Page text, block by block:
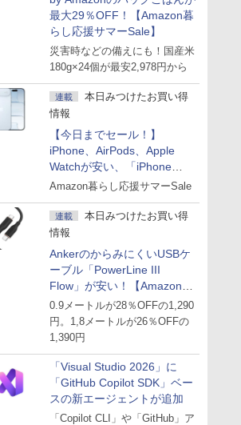
最大29％OFF！【Amazon暮
らし応援サマーSale】
災害時などの備えにも！国産米
180g×24個が最安2,978円から
連載
本日みつけたお買い得
情報
【今日までセール！】
iPhone、AirPods、Apple
Watchが安い、「iPhone
Air」256GB版が139,800円な
Amazon暮らし応援サマーSale
連載
本日みつけたお買い得
情報
AnkerのからみにくいUSBケ
ーブル「PowerLine III
Flow」が安い！【Amazon暮
らし応援サマーSale】
0.9メートルが28％OFFの1,290
円。1,8メートルが26％OFFの
1,390円
「Visual Studio 2026」に
「GitHub Copilot SDK」ベー
スの新エージェントが追加
「Copilot CLI」や「GitHub」ア